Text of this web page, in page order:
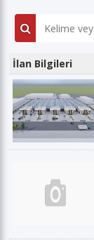
İlan Bilgileri